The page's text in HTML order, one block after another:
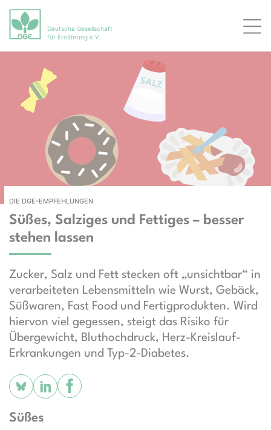
Deutsche Gesellschaft
für Ernährung e.V.
DIE DGE-EMPFEHLUNGEN
Süßes, Salziges und Fettiges – besser
stehen lassen
Zucker, Salz und Fett stecken oft „unsichtbar“ in
verarbeiteten Lebensmitteln wie Wurst, Gebäck,
Süßwaren, Fast Food und Fertigprodukten. Wird
hiervon viel gegessen, steigt das Risiko für
Übergewicht, Bluthochdruck, Herz-Kreislauf-
Erkrankungen und Typ-2-Diabetes.
Süßes